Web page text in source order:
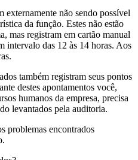
externamente não sendo possível
da função. Estes não estão
mas registram em cartão manual
intervalo das 12 às 14 horas. Aos
também registram seus pontos
destes apontamentos você,
humanos da empresa, precisa
levantados pela auditoria.
problemas encontrados